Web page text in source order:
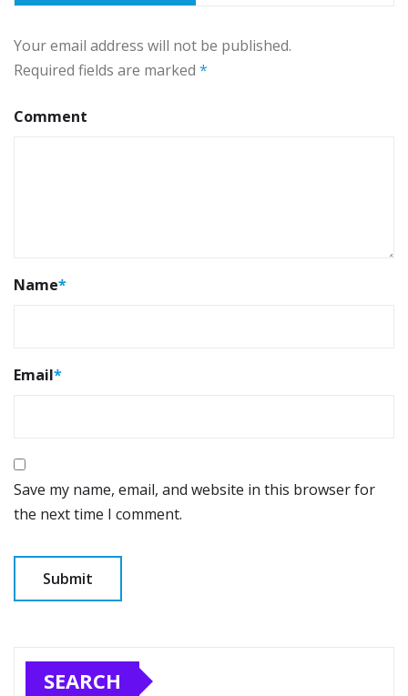
Your email address will not be published.
Required fields are marked *
Comment
Name*
Email*
Save my name, email, and website in this browser for
the next time I comment.
SEARCH